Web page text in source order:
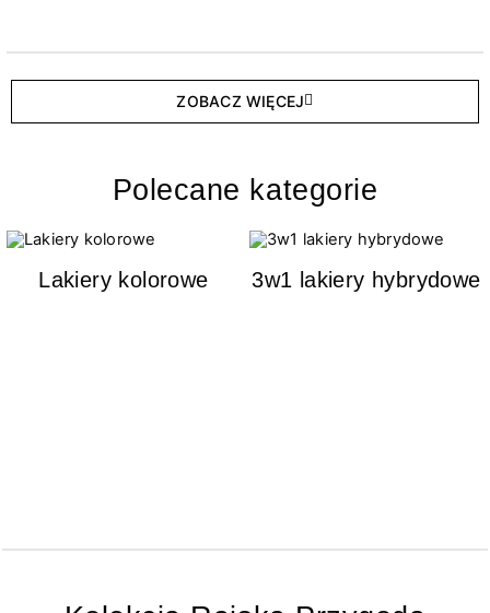
ZOBACZ WIĘCEJ
Polecane kategorie
Lakiery kolorowe 3w1 lakiery hybrydowe